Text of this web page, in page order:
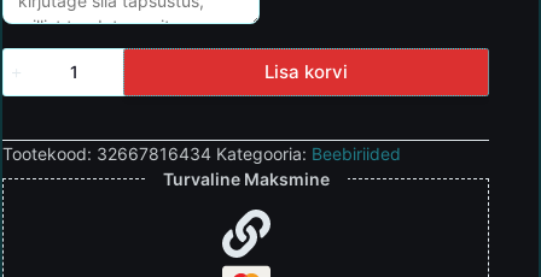
Lisa korvi
Tootekood: 32667816434 Kategooria: Beebiriided
Turvaline Maksmine